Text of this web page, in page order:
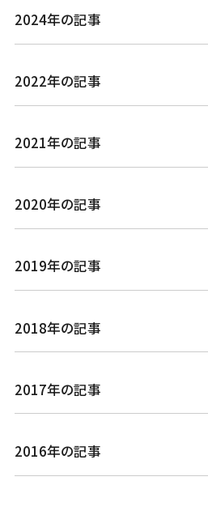
2024年の記事
2022年の記事
2021年の記事
2020年の記事
2019年の記事
2018年の記事
2017年の記事
2016年の記事